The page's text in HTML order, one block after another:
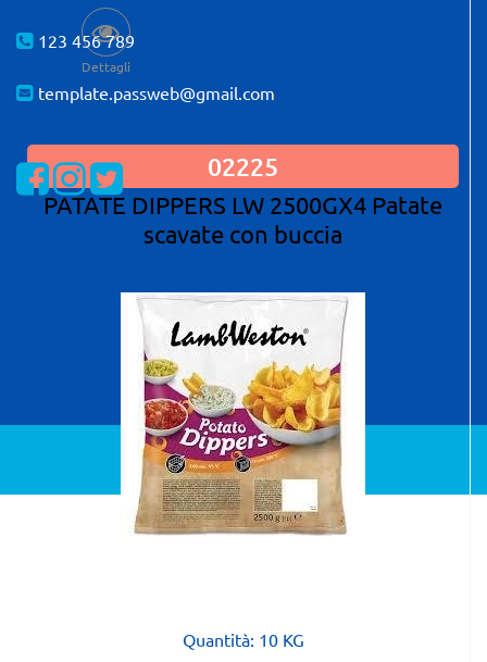
Dettagli
02225
PATATE DIPPERS LW 2500GX4 Patate
scavate con buccia
Quantità: 10 KG
123 456 789
template.passweb@gmail.com
Visualizza la nostra pagina Facebook
Visualizza il nostro profilo Instagram
Visualizza il nostro profilo Twitter
Powered byPassepartout